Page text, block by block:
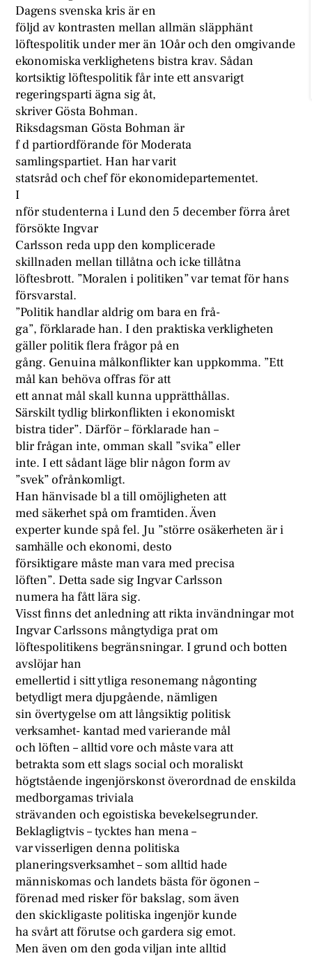
Dagens svenska kris är en
följd av kontrasten mellan allmän släpphänt
löftespolitik under mer än 1Oår och den omgivande
ekonomiska verklighetens bistra krav. Sådan
kortsiktig löftespolitik får inte ett ansvarigt
regeringsparti ägna sig åt,
skriver Gösta Bohman.
Riksdagsman Gösta Bohman är
f d partiordförande för Moderata
samlingspartiet. Han har varit
statsråd och chef för ekonomidepartementet.
I
nför studenterna i Lund den 5 december förra året
försökte Ingvar
Carlsson reda upp den komplicerade
skillnaden mellan tillåtna och icke tillåtna
löftesbrott. ”Moralen i politiken” var temat för hans
försvarstal.
”Politik handlar aldrig om bara en frå-
ga”, förklarade han. I den praktiska verkligheten
gäller politik flera frågor på en
gång. Genuina målkonflikter kan uppkomma. ”Ett
mål kan behöva offras för att
ett annat mål skall kunna upprätthållas.
Särskilt tydlig blirkonflikten i ekonomiskt
bistra tider”. Därför – förklarade han –
blir frågan inte, omman skall ”svika” eller
inte. I ett sådant läge blir någon form av
”svek” ofrånkomligt.
Han hänvisade bl a till omöjligheten att
med säkerhet spå om framtiden. Även
experter kunde spå fel. Ju ”större osäkerheten är i
samhälle och ekonomi, desto
försiktigare måste man vara med precisa
löften”. Detta sade sig Ingvar Carlsson
numera ha fått lära sig.
Visst finns det anledning att rikta invändningar mot
Ingvar Carlssons mångtydiga prat om
löftespolitikens begränsningar. I grund och botten
avslöjar han
emellertid i sitt ytliga resonemang någonting
betydligt mera djupgående, nämligen
sin övertygelse om att långsiktig politisk
verksamhet- kantad med varierande mål
och löften – alltid vore och måste vara att
betrakta som ett slags social och moraliskt
högtstående ingenjörskonst överordnad de enskilda
medborgamas triviala
strävanden och egoistiska bevekelsegrunder.
Beklagligtvis – tycktes han mena –
var visserligen denna politiska
planeringsverksamhet – som alltid hade
människomas och landets bästa för ögonen –
förenad med risker för bakslag, som även
den skickligaste politiska ingenjör kunde
ha svårt att förutse och gardera sig emot.
Men även om den goda viljan inte alltid